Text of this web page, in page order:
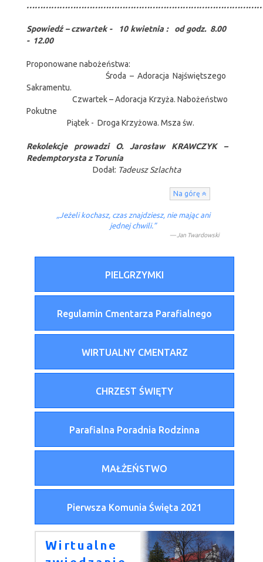
Spowiedź – czwartek - 10 kwietnia : od godz. 8.00
- 12.00
Proponowane nabożeństwa:
Środa – Adoracja Najświętszego
Sakramentu.
Czwartek – Adoracja Krzyża. Nabożeństwo
Pokutne
Piątek - Droga Krzyżowa. Msza św.
Rekolekcje prowadzi O. Jarosław KRAWCZYK –
Redemptorysta z Torunia
Dodał: Tadeusz Szlachta
Na górę
„Jeżeli kochasz, czas znajdziesz, nie mając ani
jednej chwili.”
Jan Twardowski
PIELGRZYMKI
Regulamin Cmentarza Parafialnego
WIRTUALNY CMENTARZ
CHRZEST ŚWIĘTY
Parafialna Poradnia Rodzinna
MAŁŻEŃSTWO
Pierwsza Komunia Święta 2021